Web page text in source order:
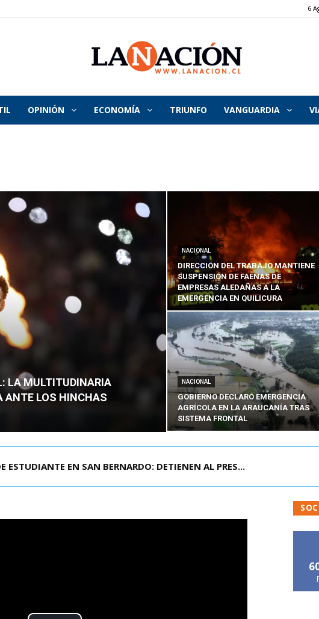
6
La
Nación
OPINIÓN ECONOMÍA TRIUNFO VANGUARDIA
LA MULTITUDINARIA
ANTE LOS HINCHAS
NACIONAL
DIRECCIÓN DEL TRABAJO MANTIENE
SUSPENSIÓN DE FAENAS DE
EMPRESAS ALEDAÑAS A LA
EMERGENCIA EN QUILICURA
NACIONAL
GOBIERNO DECLARÓ EMERGENCIA
AGRÍCOLA EN LA ARAUCANÍA TRAS
SISTEMA FRONTAL
ESTUDIANTE EN SAN BERNARDO: DETIENEN AL PRES...